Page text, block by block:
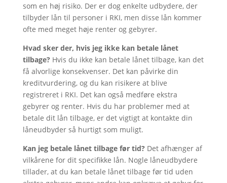
som en høj risiko. Der er dog enkelte udbydere, der
tilbyder lån til personer i RKI, men disse lån kommer
ofte med meget høje renter og gebyrer.
Hvad sker der, hvis jeg ikke kan betale lånet
tilbage?Hvis du ikke kan betale lånet tilbage, kan det
få alvorlige konsekvenser. Det kan påvirke din
kreditvurdering, og du kan risikere at blive
registreret i RKI. Det kan også medføre ekstra
gebyrer og renter. Hvis du har problemer med at
betale dit lån tilbage, er det vigtigt at kontakte din
låneudbyder så hurtigt som muligt.
Kan jeg betale lånet tilbage før tid?Det afhænger af
vilkårene for dit specifikke lån. Nogle låneudbydere
tillader, at du kan betale lånet tilbage før tid uden